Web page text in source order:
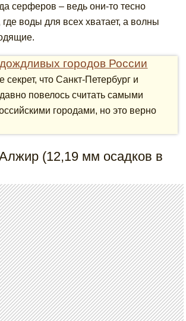
серферов – ведь они-то тесно
воды для всех хватает, а волны
городов России
секрет, что Санкт-Петербург и
повелось считать самыми
городами, но это верно
(12,19 мм осадков в